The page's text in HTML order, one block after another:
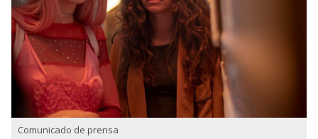
Comunicado de prensa